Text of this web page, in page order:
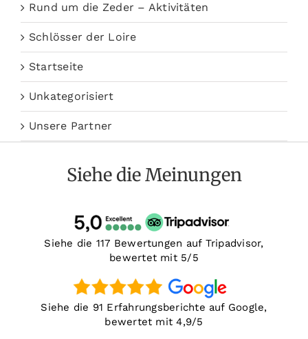
Rund um die Zeder – Aktivitäten
Schlösser der Loire
Startseite
Unkategorisiert
Unsere Partner
Siehe die Meinungen
Siehe die 117 Bewertungen auf Tripadvisor,
bewertet mit 5/5
Siehe die 91 Erfahrungsberichte auf Google,
bewertet mit 4,9/5